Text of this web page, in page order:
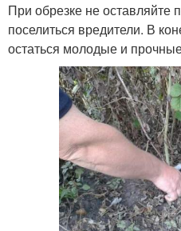
При обрезке не оставляйте
поселиться вредители. В
остаться молодые и